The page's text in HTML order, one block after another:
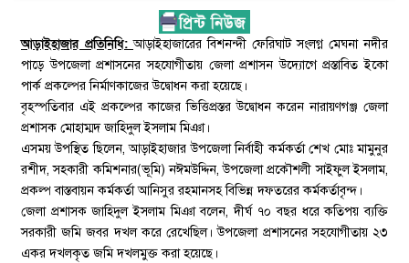
আড়াইহাজার প্রতিনিধি: আড়াইহাজারের বিশনন্দী ফেরিঘাট সংলগ্ন মেঘনা নদীর
পাড়ে উপজেলা প্রশাসনের সহযোগীতায় জেলা প্রশাসন উদ্যোগে প্রস্তাবিত ইকো
পার্ক প্রকল্পের নির্মাণকাজের উদ্বোধন করা হয়েছে।
বৃহস্পতিবার এই প্রকল্পের কাজের ভিত্তিপ্রস্তর উদ্বোধন করেন নারায়ণগঞ্জ জেলা
প্রশাসক মোহাম্মদ জাহিদুল ইসলাম মিঞা।
এসময় উপস্থিত ছিলেন, আড়াইহাজার উপজেলা নির্বাহী কর্মকর্তা শেখ মোঃ মামুনুর
রশীদ, সহকারী কমিশনার(ভূমি) নঈমউদ্দিন, উপজেলা প্রকৌশলী সাইফুল ইসলাম,
প্রকল্প বাস্তবায়ন কর্মকর্তা আনিসুর রহমানসহ বিভিন্ন দফতরের কর্মকর্তাবৃন্দ।
জেলা প্রশাসক জাহিদুল ইসলাম মিঞা বলেন, দীর্ঘ ৭০ বছর ধরে কতিপয় ব্যক্তি
সরকারী জমি জবর দখল করে রেখেছিল। উপজেলা প্রশাসনের সহযোগীতায় ২৩
একর দখলকৃত জমি দখলমুক্ত করা হয়েছে।